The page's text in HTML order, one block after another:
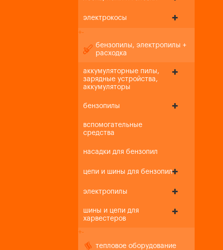
электрокосы
+-
бензопилы, электропилы +
расходка
аккумуляторные пилы,
зарядные устройства,
аккумуляторы
бензопилы
вспомогательные
средства
насадки для бензопил
цепи и шины для бензопил
электропилы
шины и цепи для
харвестеров
+-
тепловое оборудование